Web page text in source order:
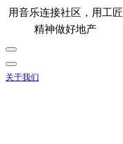
用音乐连接社区，用工匠
精神做好地产
关于我们